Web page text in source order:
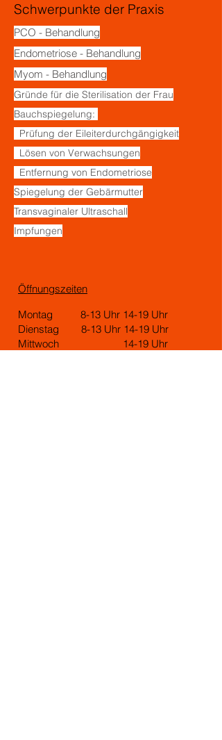
Schwerpunkte der Praxis
PCO - Behandlung
Endometriose - Behandlung
Myom - Behandlung
Gründe für die Sterilisation der Frau
Bauchspiegelung:
Prüfung der Eileiterdurchgängigkeit
Lösen von Verwachsungen
Entfernung von Endometriose
Spiegelung der Gebärmutter
Transvaginaler Ultraschall
Impfungen
Öffnungszeiten
Montag 8-13 Uhr 14-19 Uhr
Dienstag 8-13 Uhr 14-19 Uhr
Mittwoch 14-19 Uhr